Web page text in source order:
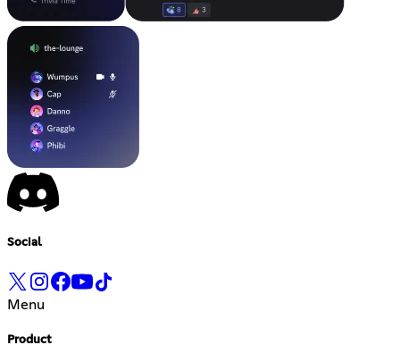
Social
Menu
Product